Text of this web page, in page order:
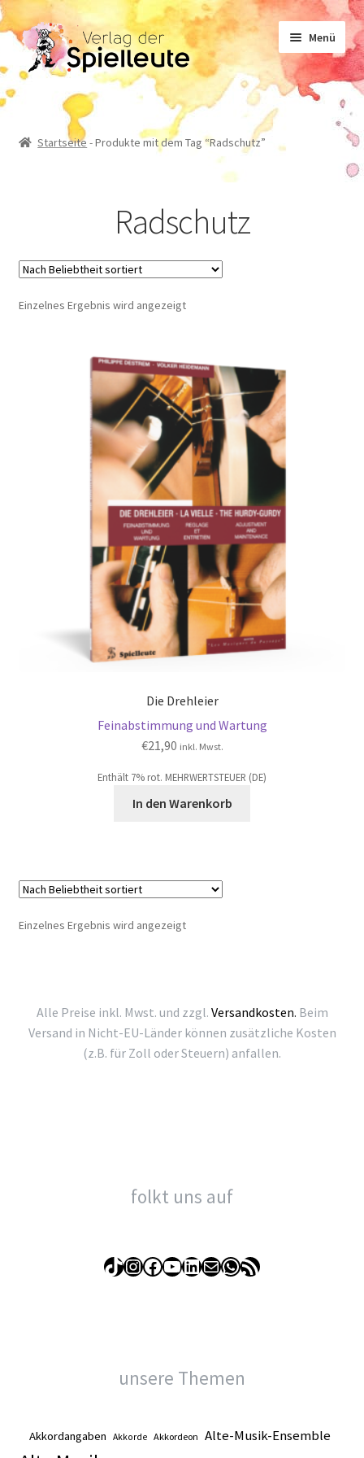
Zur
Navigation
springen
Zum
Inhalt
springen
Menü
Noten
Sachliteratur
Geschichten
Startseite -Produkte mit dem Tag “Radschutz”
Radschutz
Einzelnes Ergebnis wird angezeigt
Die Drehleier
Feinabstimmung und Wartung
€21,90 inkl. Mwst.
Enthält 7% rot. MEHRWERTSTEUER (DE)
In den Warenkorb
Einzelnes Ergebnis wird angezeigt
Alle Preise inkl. Mwst. und zzgl. Versandkosten. Beim
Versand in Nicht-EU-Länder können zusätzliche Kosten
(z.B. für Zoll oder Steuern) anfallen.
folkt uns auf
TikTok
Instagram
Facebook
YouTube
LinkedIn
E-MailWhatsApp
RSS-Feed
unsere Themen
Akkordangaben Akkorde Akkordeon Alte-Musik-Ensemble